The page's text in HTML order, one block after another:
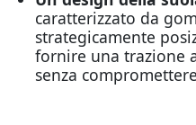
caratterizzato da
strategicamente
fornire una trazione
senza